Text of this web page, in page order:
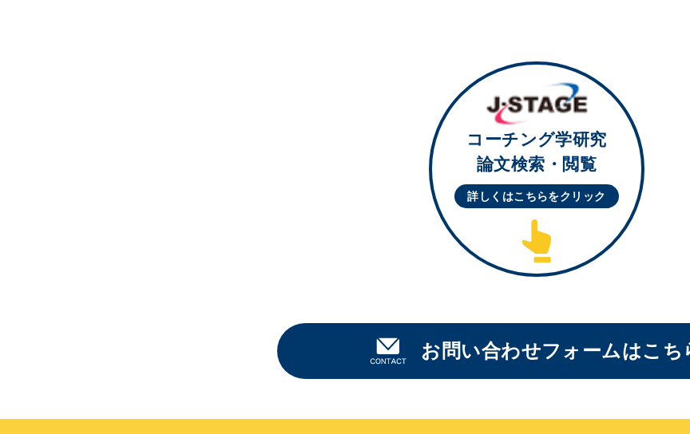
コーチング学研究
論文検索・閲覧
詳しくはこちらをクリック
お問い合わせフォームはこち